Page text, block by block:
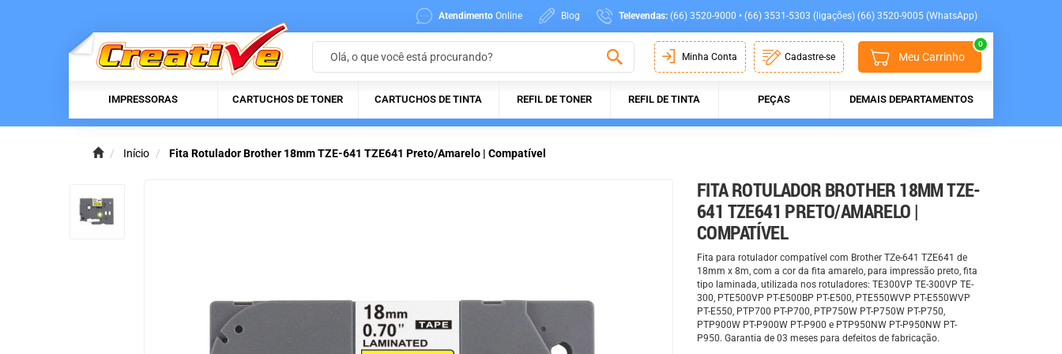
Atendimento Online Blog Televendas: (66) 3520-9000 • (66) 3531-5303 (ligações) (66) 3520-9005 (WhatsApp)
Minha Conta Cadastre-se Meu Carrinho
0
IMPRESSORAS CARTUCHOS DE TONER CARTUCHOS DE TINTA REFIL DE TONER REFIL DE TINTA PEÇAS DEMAIS DEPARTAMENTOS
Início Fita Rotulador Brother 18mm TZE-641 TZE641 Preto/Amarelo | Compatível
FITA ROTULADOR BROTHER 18MM TZE-
641 TZE641 PRETO/AMARELO |
COMPATÍVEL
Fita para rotulador compatível com Brother TZe-641 TZE641 de
18mm x 8m, com a cor da fita amarelo, para impressão preto, fita
tipo laminada, utilizada nos rotuladores: TE300VP TE-300VP TE-
300, PTE500VP PT-E500BP PT-E500, PTE550WVP PT-E550WVP
PT-E550, PTP700 PT-P700, PTP750W PT-P750W PT-P750,
PTP900W PT-P900W PT-P900 e PTP950NW PT-P950NW PT-
P950. Garantia de 03 meses para defeitos de fabricação.